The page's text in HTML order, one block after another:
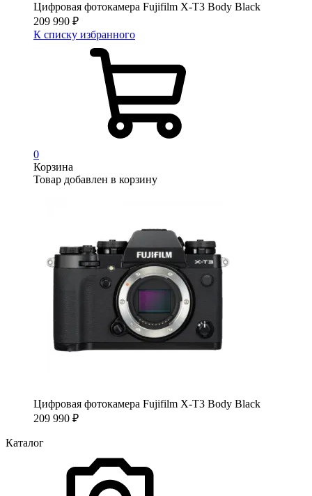
Цифровая фотокамера Fujifilm X-T3 Body Black
209 990 ₽
К списку избранного
0
Корзина
Товар добавлен в корзину
Цифровая фотокамера Fujifilm X-T3 Body Black
209 990 ₽
Каталог